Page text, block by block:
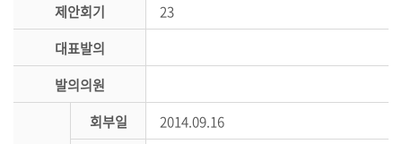
통
당
제안회기
23
대표발의
발의의원
회부일
2014.09.16